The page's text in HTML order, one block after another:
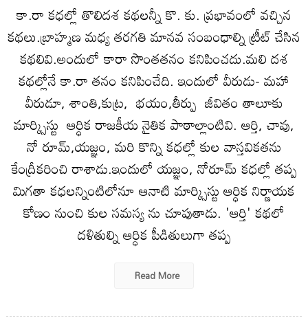
కా.రా కధల్లో తొలిదశ కథలన్నీ కొ. కు. ప్రభావంలో వచ్చిన
కథలు.బ్రాహ్మణ మధ్య తరగతి మానవ సంబంధాల్ని ట్రీట్ చేసిన
కథలివి.అందులో కారా సొంతతనం కనిపించదు.మలి దశ
కథల్లోనే కా.రా తనం కనిపించేది. ఇందులో వీరుడు- మహా
వీరుడూ, శాంతి,కుట్ర, భయం,తీర్పు జీవితం తాలూకు
మార్క్సిస్టు ఆర్ధిక రాజకీయ నైతిక పాఠాల్లాంటివి. ఆర్తి, చావు,
నో రూమ్,యజ్ఞం, మరి కొన్ని కధల్లో కుల వాస్తవికతను
కేంద్రీకరించి రాశాడు.ఇందులో యజ్ఞం, నోరూమ్ కధల్లో తప్ప
మిగతా కధలన్నింటిలోనూ ఆనాటి మార్క్సిస్టు ఆర్ధిక నిర్ణాయక
కోణం నుంచి కుల సమస్య ను చూపుతాడు. 'ఆర్తి' కథలో
దళితుల్ని ఆర్ధిక పీడితులుగా తప్ప
Read More